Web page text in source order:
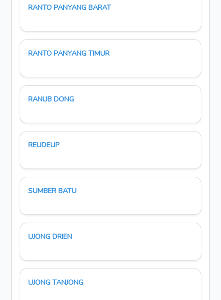
RANTO PANYANG BARAT
RANTO PANYANG TIMUR
RANUB DONG
REUDEUP
SUMBER BATU
UJONG DRIEN
UJONG TANJONG